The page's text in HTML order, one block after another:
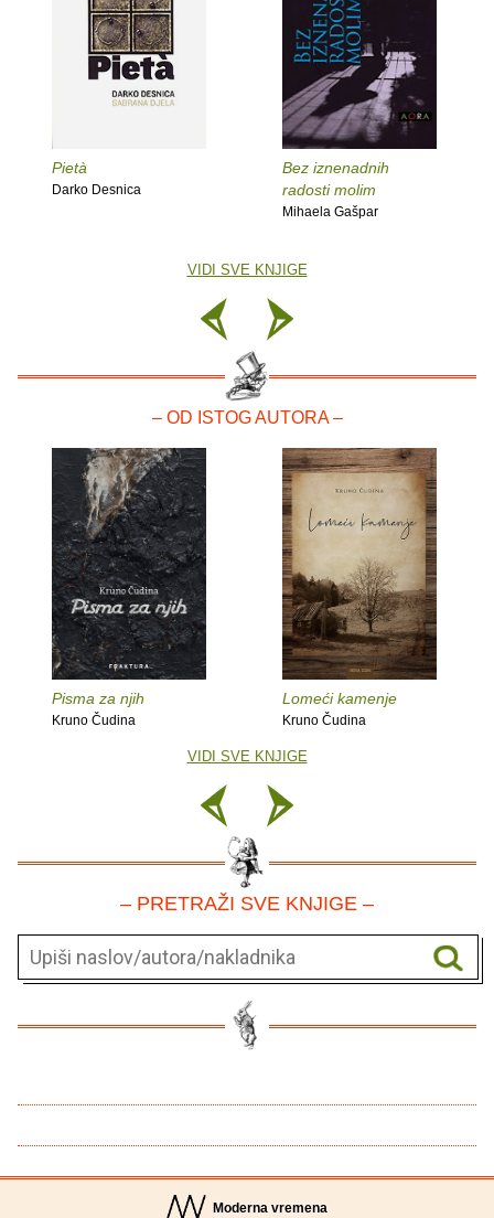
Pietà
Darko Desnica
Bez iznenadnih
radosti molim
Mihaela Gašpar
VIDI SVE KNJIGE
– OD ISTOG AUTORA –
Pisma za njih
Kruno Čudina
Lomeći kamenje
Kruno Čudina
VIDI SVE KNJIGE
– PRETRAŽI SVE KNJIGE –
Moderna vremena